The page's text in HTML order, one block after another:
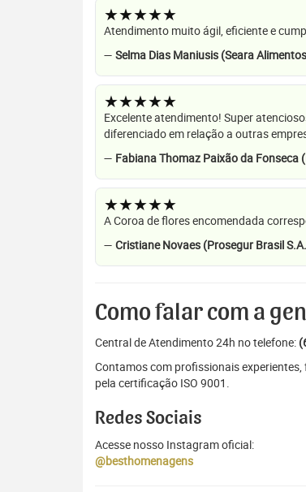
★★★★★
Atendimento muito ágil, eficiente e
— Selma Dias Maniusis (Seara
★★★★★
Excelente atendimento! Super
diferenciado em relação a outras
— Fabiana Thomaz Paixão da Fonseca
★★★★★
A Coroa de flores encomendada
— Cristiane Novaes (Prosegur Brasil
Como falar com a
Central de Atendimento 24h no telefone:
Contamos com profissionais
pela certificação ISO 9001.
Redes Sociais
Acesse nosso Instagram oficial:
@besthomenagens